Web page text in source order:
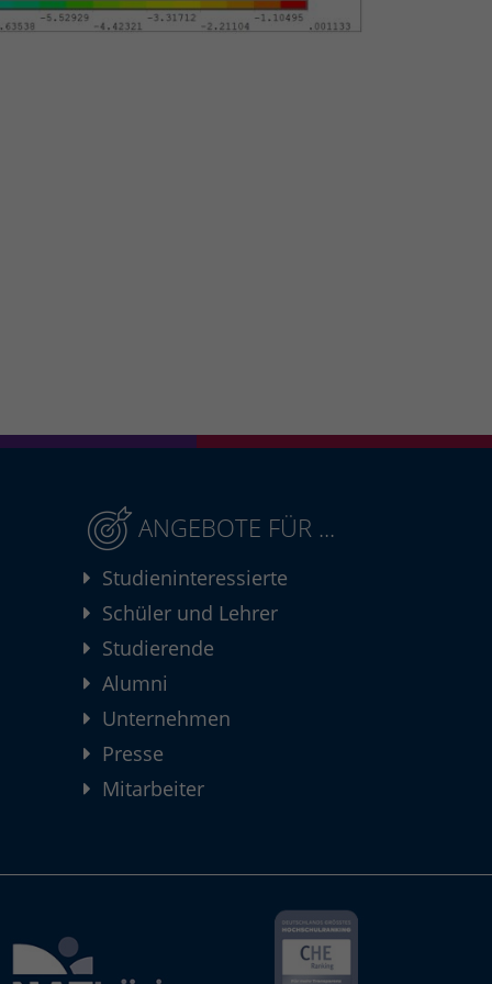
ANGEBOTE FÜR ...
Studieninteressierte
Schüler und Lehrer
Studierende
Alumni
Unternehmen
Presse
Mitarbeiter